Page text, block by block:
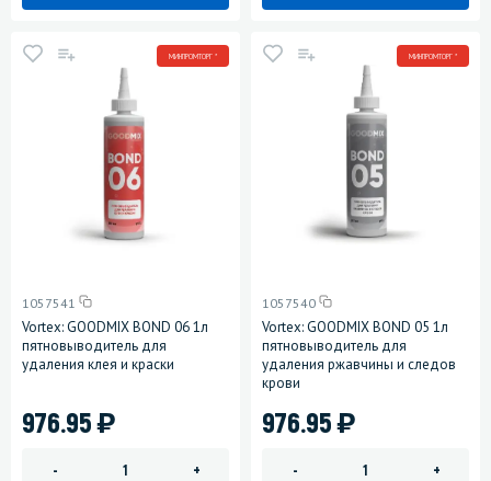
МИНПРОМТОРГ *
1057541
Vortex: GOODMIX BOND 06 1л
пятновыводитель для
удаления клея и краски
976.95)
- +
МИНПРОМТОРГ *
1057540
Vortex: GOODMIX BOND 05 1л
пятновыводитель для
удаления ржавчины и следов
крови
976.95)
- +